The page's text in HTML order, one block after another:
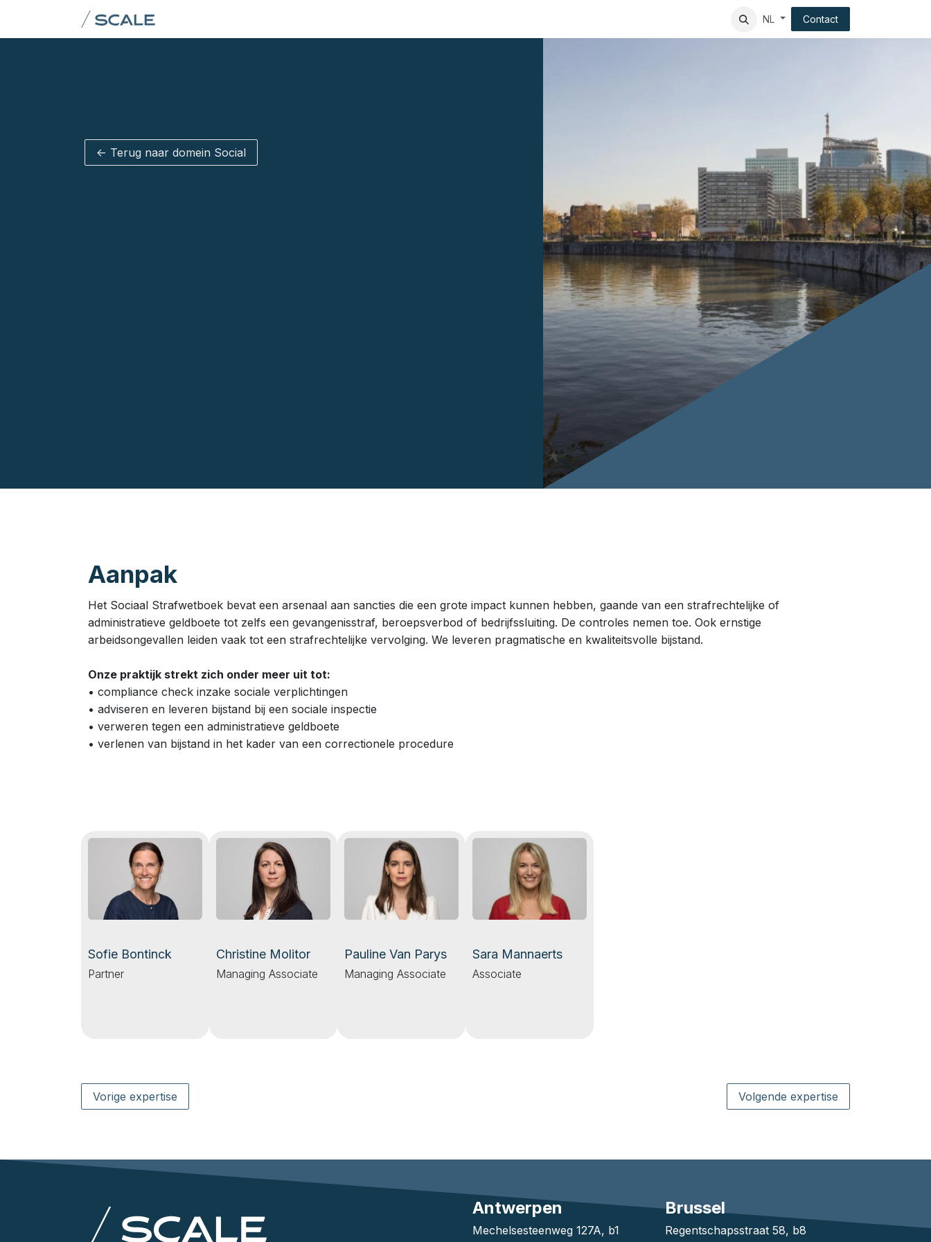
Overslaan naar inhoud
Client experience NL Contact
<- Terug naar domein Social
Aanpak
Het Sociaal Strafwetboek bevat een arsenaal aan sancties die een grote impact kunnen hebben, gaande van een strafrechtelijke of
administratieve geldboete tot zelfs een gevangenisstraf, beroepsverbod of bedrijfssluiting. De controles nemen toe. Ook ernstige
arbeidsongevallen leiden vaak tot een strafrechtelijke vervolging. We leveren pragmatische en kwaliteitsvolle bijstand.
Onze praktijk strekt zich onder meer uit tot:
• compliance check inzake sociale verplichtingen
• adviseren en leveren bijstand bij een sociale inspectie
• verweren tegen een administratieve geldboete
• verlenen van bijstand in het kader van een correctionele procedure
Sofie Bontinck
Partner
Christine Molitor
Managing Associate
Pauline Van Parys
Managing Associate
Sara Mannaerts
Associate
Vorige expertise Volgende expertise
Brussel
Regentschapsstraat 58, b8
Antwerpen
Mechelsesteenweg 127A, b1